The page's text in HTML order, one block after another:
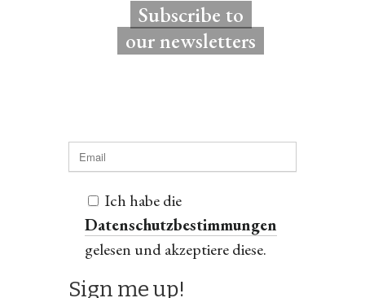
Subscribe to
our newsletters
Ich habe die
Datenschutzbestimmungen
gelesen und akzeptiere diese.